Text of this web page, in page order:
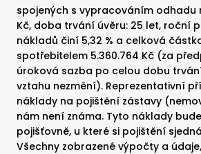
spojených s vypracováním odhadu
Kč, doba trvání úvěru: 25 let, roční
nákladů činí 5,32 % a celková
spotřebitelem 5.360.764 Kč (za
úroková sazba po celou dobu
vztahu nezmění). Reprezentativní
náklady na pojištění zástavy
nám není známa. Tyto náklady
pojišťovně, u které si pojištění
Všechny zobrazené výpočty a